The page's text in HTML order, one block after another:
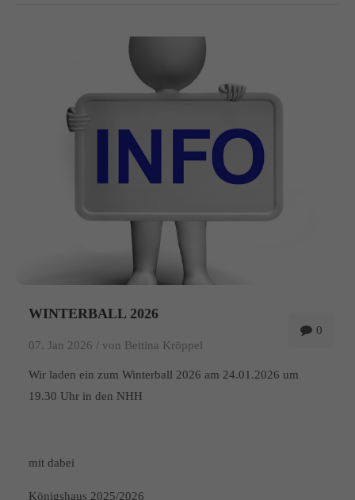
0
WINTERBALL 2026
07. Jan 2026 / von Bettina Kröppel
Wir laden ein zum Winterball 2026 am 24.01.2026 um
19.30 Uhr in den NHH
mit dabei
Königshaus 2025/2026